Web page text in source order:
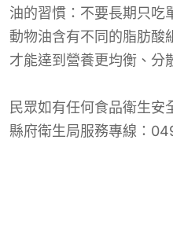
油的習慣：不要長期只吃
動物油含有不同的脂肪酸
才能達到營養更均衡、分
民眾如有任何食品衛生安
縣府衛生局服務專線：